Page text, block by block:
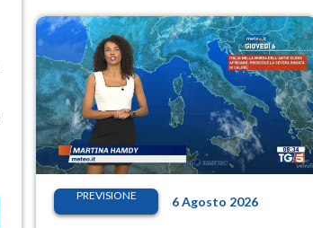
PREVISIONE 6 Agosto 2026